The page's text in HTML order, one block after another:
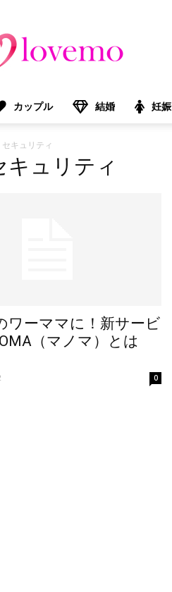
カップル 結婚 妊娠
セキュリティ
キュリティ
ワーママに！新サービ
（マノマ）とは
0